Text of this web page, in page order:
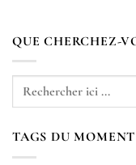
QUE CHERCHEZ-
TAGS DU MOMENT